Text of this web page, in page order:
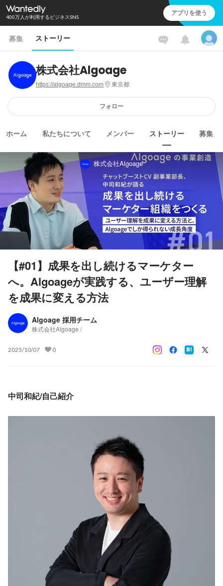
400万人が利用するビジネスSNS アプリを使う
募集 ストーリー
株式会社Algoage
https://algoage.dmm.com 東京都
フォロー
ホーム 私たちについて メンバー ストーリー 募集
株式会社Algoage
【#01】成果を出し続けるマーケター
へ。Algoageが実践する、ユーザー理解
を成果に変える方法
Algoage 採用チーム
株式会社Algoage /
2025/10/07 0
中司和紀/自己紹介